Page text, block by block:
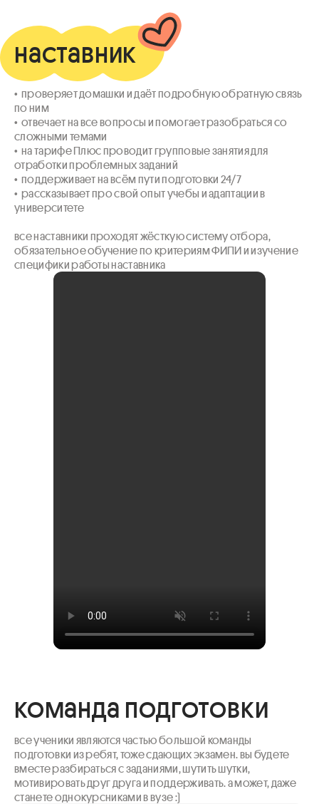
наставник
•  проверяет домашки и даёт подробную обратную связь
по ним
•  отвечает на все вопросы и помогает разобраться со
сложными темами
•  на тарифе Плюс проводит групповые занятия для
отработки проблемных заданий
•  поддерживает на всём пути подготовки 24/7
•  рассказывает про свой опыт учебы и адаптации в
университете
все наставники проходят жёсткую систему отбора,
обязательное обучение по критериям ФИПИ и изучение
специфики работы наставника
команда подготовки
все ученики являются частью большой команды
подготовки из ребят, тоже сдающих экзамен. вы будете
вместе разбираться с заданиями, шутить шутки,
мотивировать друг друга и поддерживать. а может, даже
станете однокурсниками в вузе :)